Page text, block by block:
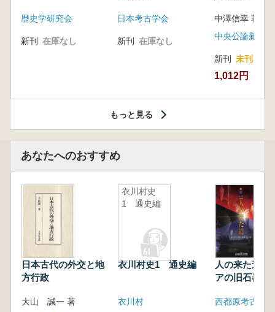
歴史学研究会
新刊 在庫なし
日本考古学会
新刊 在庫なし
中澤信幸 著
中央公論新社
新刊 未刊
1,012円
もっと見る
あなたへのおすすめ
日本古代の外交と地
方行政
大山 誠一 著
衣川村史
1 通史編
衣川村史1 通史編
衣川村
人の来た道
アの旧石器時
西都原考古博